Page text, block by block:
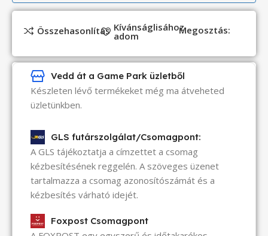
Összehasonlítás Kívánságlisához
adom Megosztás:
Vedd át a Game Park üzletből
Készleten lévő termékeket még ma átveheted
üzletünkben.
GLS futárszolgálat/Csomagpont:
A GLS tájékoztatja a címzettet a csomag
kézbesítésének reggelén. A szöveges üzenet
tartalmazza a csomag azonosítószámát és a
kézbesítés várható idejét.
Foxpost Csomagpont